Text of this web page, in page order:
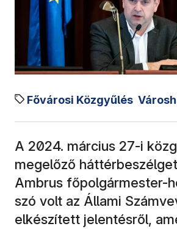
Fővárosi Közgyűlés
A 2024. március 27-i
megelőző
Ambrus főpolgármester-
szó volt az Állami
elkészített jelentésről,